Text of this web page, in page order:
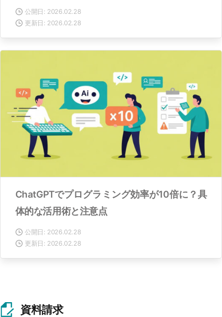
公開日: 2026.02.28
更新日: 2026.02.28
ChatGPTでプログラミング効率が10倍に？具
体的な活用術と注意点
公開日: 2026.02.28
更新日: 2026.02.28
資料請求